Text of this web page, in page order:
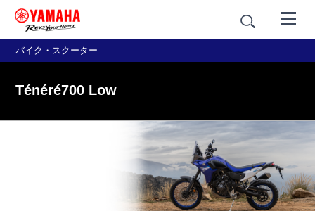
バイク・スクーター
Ténéré700 Low